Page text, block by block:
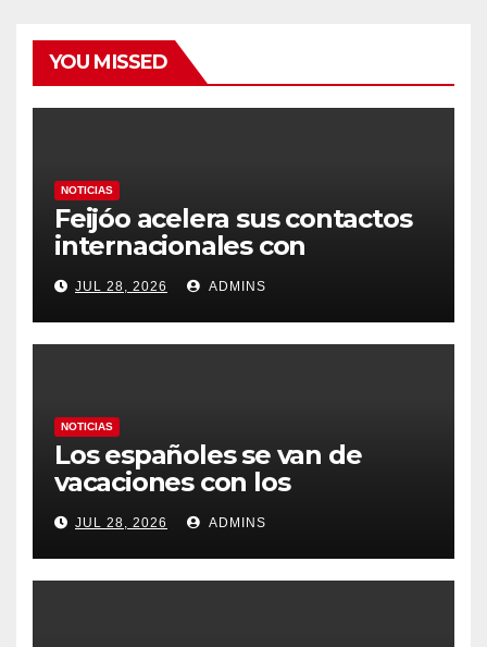
YOU MISSED
NOTICIAS
Feijóo acelera sus contactos
internacionales con
Latinoamérica como socio
prioritario en su agenda de
gobierno
JUL 28, 2026 ADMINS
NOTICIAS
Los españoles se van de
vacaciones con los
carburantes hasta un 21%
más caros que el año pasado
y los hoteles disparados
JUL 28, 2026 ADMINS